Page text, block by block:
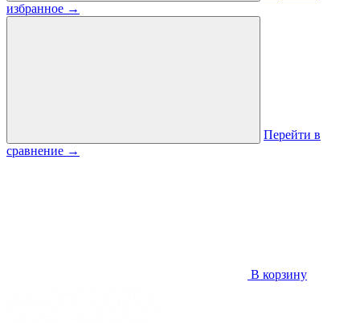
избранное →
Перейти в
сравнение →
В корзину